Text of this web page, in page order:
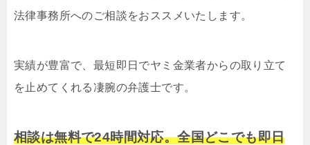
法律事務所へのご相談をおススメいたします。
実績が豊富で、最短即日でヤミ金業者からの取り立て
を止めてくれる凄腕の弁護士です。
相談は無料で24時間対応。全国どこでも即日